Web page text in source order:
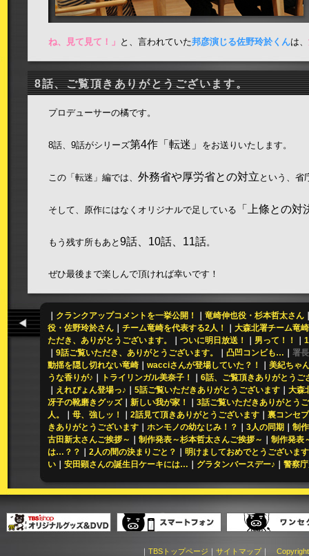
ね、見て見て！」 と、言われていた邦彦演じる佐野玲於くんは、
8話、ご覧頂きありがとうございます。
プロデューサーの橘です。
8話、9話がシリーズ第4作「転迷」 をお送りいたします。
この「転迷」編では、 外務省や厚労省との対立 という、省
そして、原作にはなくオリジナルで足している 「上條との対
もう残す所もあと 9話、10話、11話。
ぜひ最後まで楽しんで頂ければ幸いです！
｜ クランクアップコメントを一挙公開！ ｜ 竜崎伸也役・杉本哲太さん
役・佐野玲於さん ｜ チーム竜崎を代表する2人！ ｜ 大森北署チーム竜崎
ただき、ありがとうございます。
｜ ついに明日放送！ ｜ 男って！！ ｜
｜ 9話ご覧いただき、ありがとうございます。 ｜ 凸凹コンビも… ｜ 署
動揺を隠し切れない竜崎 ｜ wacciさんが登場していた？！ ｜ 美紀ちゃ
うな香りが♪ ｜ トライリンガル美奈子！ ｜ 6話、ご覧頂きありがとうご
｜ えれぴょん登場っ♪ ｜ 5話ご覧いただきありがとうございます ｜ 大森
冴子の靴磨きグッズ｜ 新しい我が家！ ｜ 3話ご覧いただきありがとう
人。
｜ 母、強しッ！ ｜ 2話見て頂きありがとうございます ｜ 裏コンセ
きありがとうございます ｜ ホンモノの幼なじみ！？ ｜ 3人の同期 ｜ 制
古田新太さんご挨拶～ ｜ 制作発表～杉本哲太さんご挨拶～ ｜ 制作発表
は…？？ ｜ 2人の間の決まりごと？ ｜ 明けましておめでとうございま
い ｜ 安田顕さんの誕生日ケーキには… ｜ グラタンバースデー♪ ｜ 警察
｜ TBSトップページ ｜ サイトマップ｜ Copyright